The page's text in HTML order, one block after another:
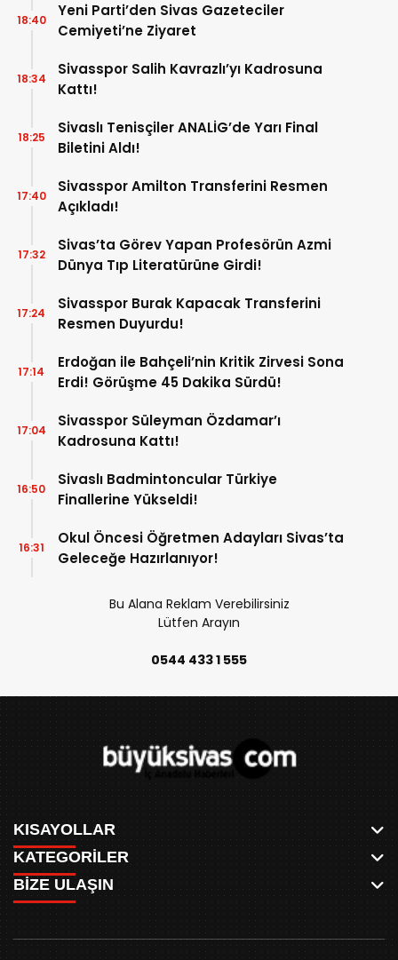
Yeni Parti’den Sivas Gazeteciler
Cemiyeti’ne Ziyaret
18:40
Sivasspor Salih Kavrazlı’yı Kadrosuna
Kattı!
18:34
Sivaslı Tenisçiler ANALİG’de Yarı Final
Biletini Aldı!
18:25
Sivasspor Amilton Transferini Resmen
Açıkladı!
17:40
Sivas’ta Görev Yapan Profesörün Azmi
Dünya Tıp Literatürüne Girdi!
17:32
Sivasspor Burak Kapacak Transferini
Resmen Duyurdu!
17:24
Erdoğan ile Bahçeli’nin Kritik Zirvesi Sona
Erdi! Görüşme 45 Dakika Sürdü!
17:14
Sivasspor Süleyman Özdamar’ı
Kadrosuna Kattı!
17:04
Sivaslı Badmintoncular Türkiye
Finallerine Yükseldi!
16:50
Okul Öncesi Öğretmen Adayları Sivas’ta
Geleceğe Hazırlanıyor!
16:31
Bu Alana Reklam Verebilirsiniz
Lütfen Arayın
0544 433 1 555
KISAYOLLAR
ANASAYFA
AKSU CANLI
MEYDAN CANLI
MEDRESELER CANLI
MERAKÜM CANLI
KATEGORİLER
WHATSAPP
SPOR
SİYASET
BİZE ULAŞIN
0346 221 00 60
buyuksivashaber@gmail.com